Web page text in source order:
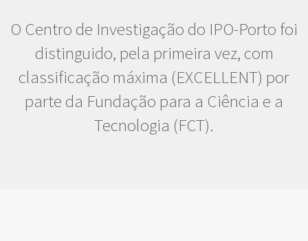
O Centro de Investigação do IPO-Porto foi
distinguido, pela primeira vez, com
classificação máxima (EXCELLENT) por
parte da Fundação para a Ciência e a
Tecnologia (FCT).